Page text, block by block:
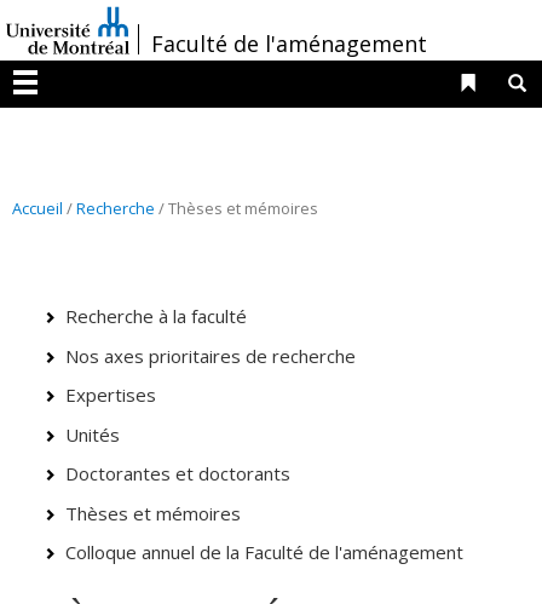
au
contenu
/Faculté de l'aménagement
Menu
Liens
Accueil /Recherche / Thèses et mémoires
Recherche à la faculté
Nos axes prioritaires de recherche
Expertises
Unités
Doctorantes et doctorants
Thèses et mémoires
Colloque annuel de la Faculté de l'aménagement